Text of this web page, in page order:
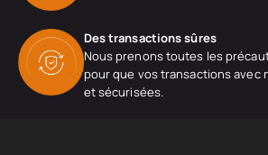
Des transactions sûres
Nous prenons toutes les
pour que vos transactions avec
et sécurisées.